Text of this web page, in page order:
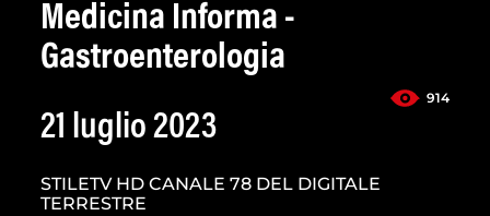
Medicina Informa -
Gastroenterologia
914
21 luglio 2023
STILETV HD CANALE 78 DEL DIGITALE
TERRESTRE